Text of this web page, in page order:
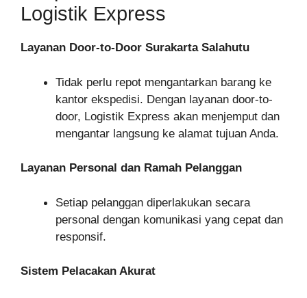
Logistik Express
Layanan Door-to-Door Surakarta Salahutu
Tidak perlu repot mengantarkan barang ke
kantor ekspedisi. Dengan layanan door-to-
door, Logistik Express akan menjemput dan
mengantar langsung ke alamat tujuan Anda.
Layanan Personal dan Ramah Pelanggan
Setiap pelanggan diperlakukan secara
personal dengan komunikasi yang cepat dan
responsif.
Sistem Pelacakan Akurat